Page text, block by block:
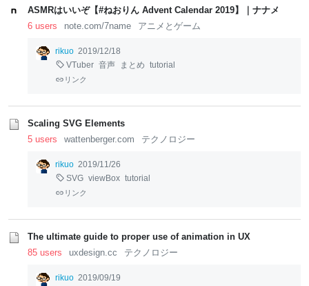
ASMRはいいぞ【#ねおりん Advent Calendar 2019】｜ナナメ
6 users
note.com/7name アニメとゲーム
rikuo 2019/12/18
VTuber 音声 まとめ tutorial
リンク
Scaling SVG Elements
5 users
wattenberger.com テクノロジー
rikuo 2019/11/26
SVG viewBox tutorial
リンク
The ultimate guide to proper use of animation in UX
85 users
uxdesign.cc テクノロジー
rikuo 2019/09/19